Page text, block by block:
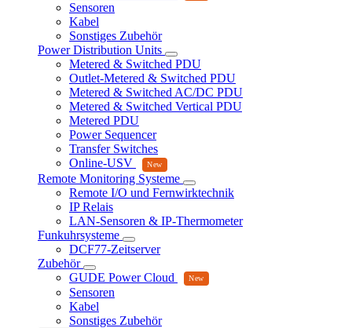
Sensoren
Kabel
Sonstiges Zubehör
Power Distribution Units
Metered & Switched PDU
Outlet-Metered & Switched PDU
Metered & Switched AC/DC PDU
Metered & Switched Vertical PDU
Metered PDU
Power Sequencer
Transfer Switches
Online-USV
Remote Monitoring Systeme
Remote I/O und Fernwirktechnik
IP Relais
LAN-Sensoren & IP-Thermometer
Funkuhrsysteme
DCF77-Zeitserver
Zubehör
GUDE Power Cloud
Sensoren
Kabel
Sonstiges Zubehör